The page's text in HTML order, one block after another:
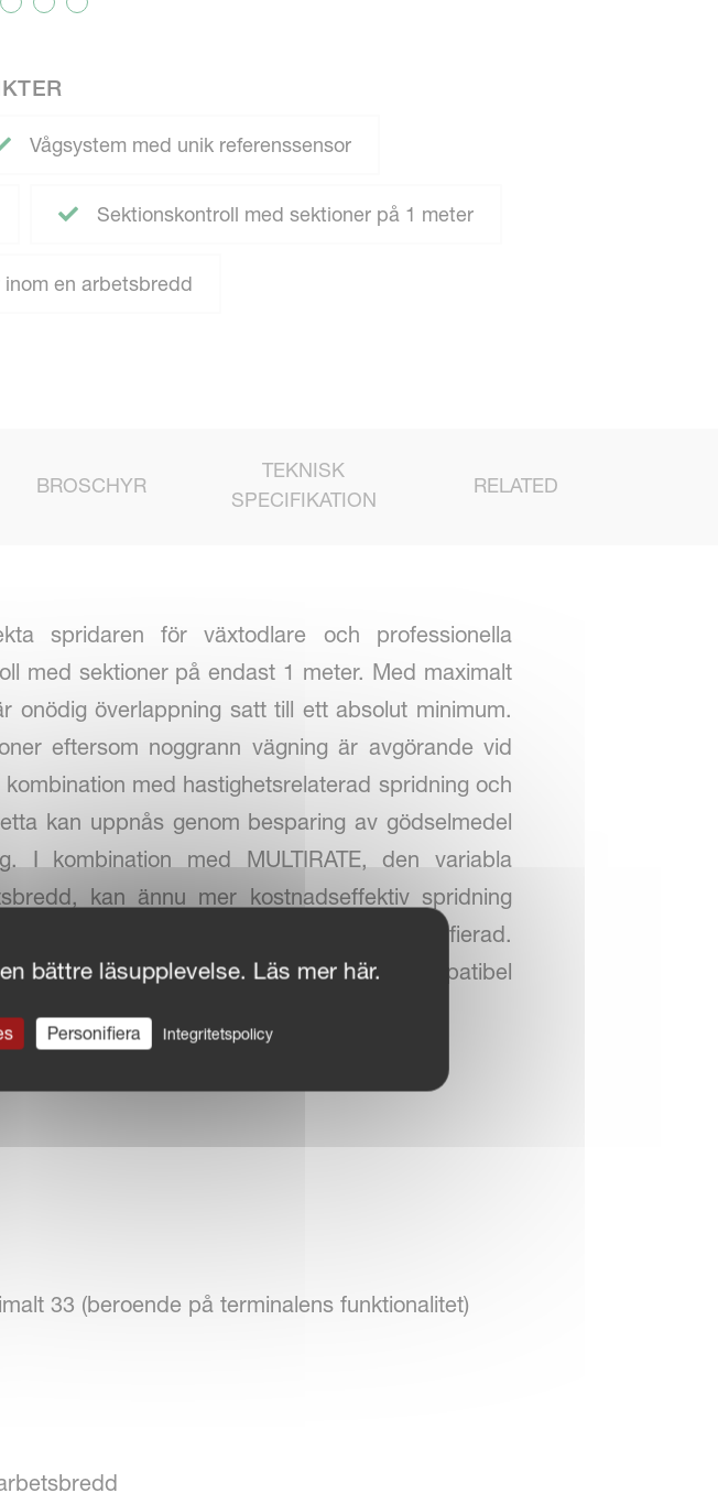
Vågsystem med unik referenssensor
Sektionskontroll med sektioner på 1 meter
inom en arbetsbredd
BROSCHYR
TEKNISK
SPECIFIKATION
RELATED
spridaren för växtodlare och professionella
med sektioner på endast 1 meter. Med maximalt
onödig överlappning satt till ett absolut minimum.
eftersom noggrann vägning är avgörande vid
med hastighetsrelaterad spridning och
kan uppnås genom besparing av gödselmedel
I kombination med MULTIRATE, den variabla
kan ännu mer kostnadseffektiv spridning
är ISOBUS-kompatibel och AEF-certifierad.
Tellus 700 eller någon annan ISOBUS-kompatibel
33 (beroende på terminalens funktionalitet)
bättre läsupplevelse. Läs mer här.
Personifiera Integritetspolicy